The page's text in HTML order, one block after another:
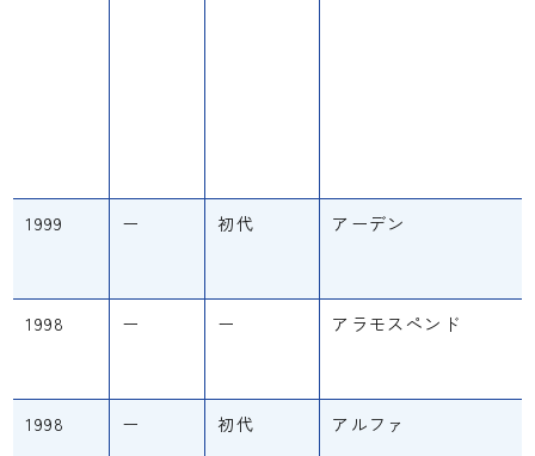
1999 ー 初代 アーデン
1998 ー ー アラモスペンド
1998 ー 初代 アルファ